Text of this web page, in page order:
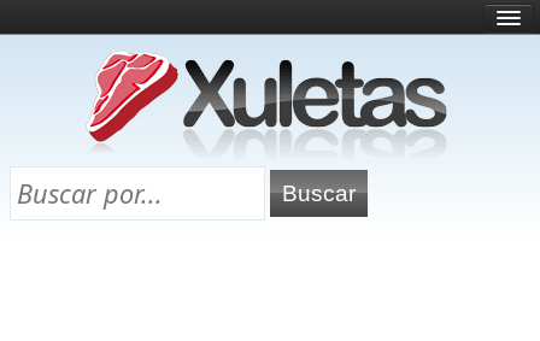
¿Qué es esto?
Directorio
Chuletas para exámenes